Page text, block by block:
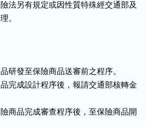
法另有規定或因性質特殊經交通部及
。
研發至保險商品送審前之程序。
完成設計程序後，報請交通部核轉金
商品完成審查程序後，至保險商品開